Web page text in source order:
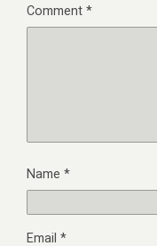
Comment*
Name *
Email *